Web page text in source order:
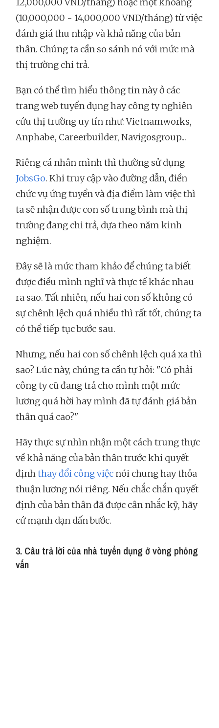
(10,000,000 - 14,000,000 VND/tháng) từ việc
đánh giá thu nhập và khả năng của bản
thân. Chúng ta cần so sánh nó với mức mà
thị trường chi trả.
Bạn có thể tìm hiểu thông tin này ở các
trang web tuyển dụng hay công ty nghiên
cứu thị trường uy tín như: Vietnamworks,
Anphabe, Careerbuilder, Navigosgroup...
Riêng cá nhân mình thì thường sử dụng
JobsGo. Khi truy cập vào đường dẫn, điền
chức vụ ứng tuyển và địa điểm làm việc thì
ta sẽ nhận được con số trung bình mà thị
trường đang chi trả, dựa theo năm kinh
nghiệm.
Đây sẽ là mức tham khảo để chúng ta biết
được điều mình nghĩ và thực tế khác nhau
ra sao. Tất nhiên, nếu hai con số không có
sự chênh lệch quá nhiều thì rất tốt, chúng ta
có thể tiếp tục bước sau.
Nhưng, nếu hai con số chênh lệch quá xa thì
sao? Lúc này, chúng ta cần tự hỏi: "Có phải
công ty cũ đang trả cho mình một mức
lương quá hời hay mình đã tự đánh giá bản
thân quá cao?"
Hãy thực sự nhìn nhận một cách trung thực
về khả năng của bản thân trước khi quyết
địnhthay đổi công việc nói chung hay thỏa
thuận lương nói riêng. Nếu chắc chắn quyết
định của bản thân đã được cân nhắc kỹ, hãy
cứ mạnh dạn dấn bước.
3. Câu trả lời của nhà tuyển dụng ở vòng phỏng
vấn